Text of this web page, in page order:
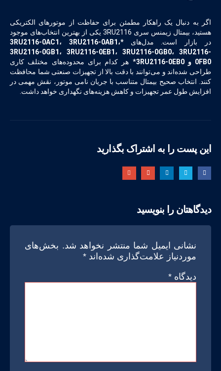
اگر به دنبال یک راهکار مطمئن برای حفاظت از موتورهای الکتریکی
هستید، بیمتال زیمنس سری 3RU2116 یکی از بهترین انتخاب‌های موجود
در بازار است. مدل‌های*3
RU2116-0AC1، 3 RU2116-0AB1،
3 RU2116-0GB1، 3 RU2116-0EB1، 3 RU2116-0GB0، 3 RU2116-
0FB0 و 3RU2116-0EB0
* هر کدام برای محدوده‌های مختلف کاری
طراحی شده‌اند و می‌توانند با دقت بالا از تجهیزات صنعتی شما محافظت
کنند. انتخاب صحیح بیمتال متناسب با جریان نامی موتور، نقش مهمی در
افزایش طول عمر تجهیزات و کاهش هزینه‌های نگهداری خواهد داشت.
این پست را به اشتراک بگذارید
دیدگاهتان را بنویسید
نشانی ایمیل شما منتشر نخواهد شد. بخش‌های
موردنیاز علامت‌گذاری شده‌اند *
دیدگاه *